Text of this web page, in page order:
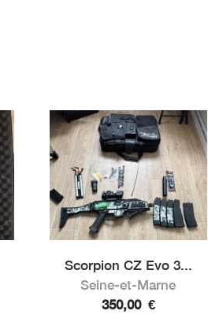
Scorpion CZ Evo 3...
Seine-et-Marne
350,00 €